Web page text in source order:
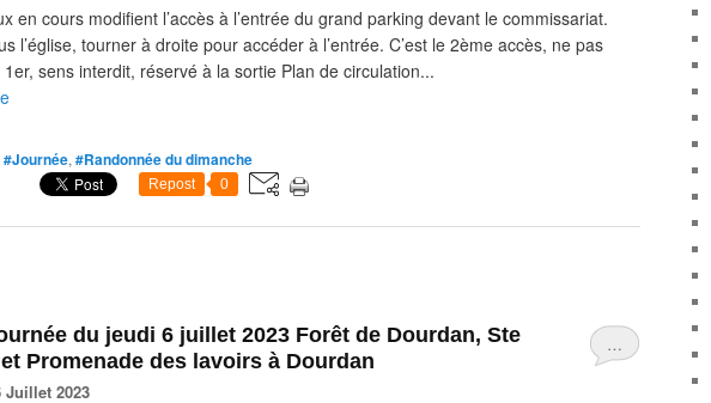
en cours modifient l’accès à l’entrée du grand parking devant le commissariat.
l’église, tourner à droite pour accéder à l’entrée. C’est le 2ème accès, ne pas
sens interdit, réservé à la sortie Plan de circulation...
#Journée, #Randonnée du dimanche
Repost 0
…
du jeudi 6 juillet 2023 Forêt de Dourdan, Ste
Promenade des lavoirs à Dourdan
Juillet 2023